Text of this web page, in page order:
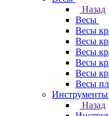
Назад
Весы
Весы
Весы
Весы
Весы
Весы
Весы
Инструменты
Назад